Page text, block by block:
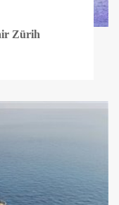
Zürih